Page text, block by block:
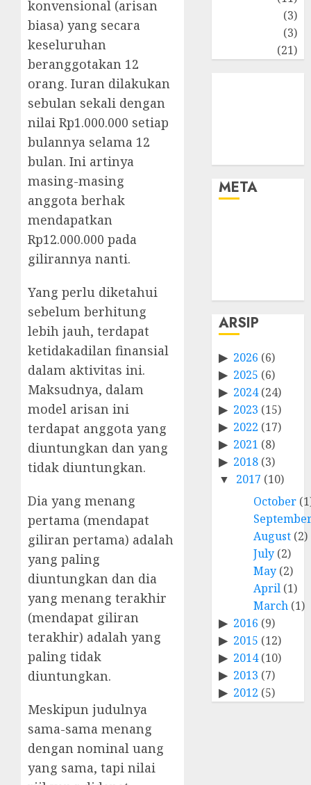
konvensional (arisan
biasa) yang secara
keseluruhan
beranggotakan 12
orang. Iuran dilakukan
sebulan sekali dengan
nilai Rp1.000.000 setiap
bulannya selama 12
bulan. Ini artinya
masing-masing
anggota berhak
mendapatkan
Rp12.000.000 pada
gilirannya nanti.
Yang perlu diketahui
sebelum berhitung
lebih jauh, terdapat
ketidakadilan finansial
dalam aktivitas ini.
Maksudnya, dalam
model arisan ini
terdapat anggota yang
diuntungkan dan yang
tidak diuntungkan.
Dia yang menang
pertama (mendapat
giliran pertama) adalah
yang paling
diuntungkan dan dia
yang menang terakhir
(mendapat giliran
terakhir) adalah yang
paling tidak
diuntungkan.
Meskipun judulnya
sama-sama menang
dengan nominal uang
yang sama, tapi nilai
(3)
(3)
(21)
META
ARSIP
2026 (6)
2025 (6)
2024(24)
2023 (15)
2022 (17)
2021 (8)
2018 (3)
2017 (10)
October
August (2)
July (2)
May (2)
April (1)
March (1)
2016 (9)
2015 (12)
2014(10)
2013 (7)
2012 (5)